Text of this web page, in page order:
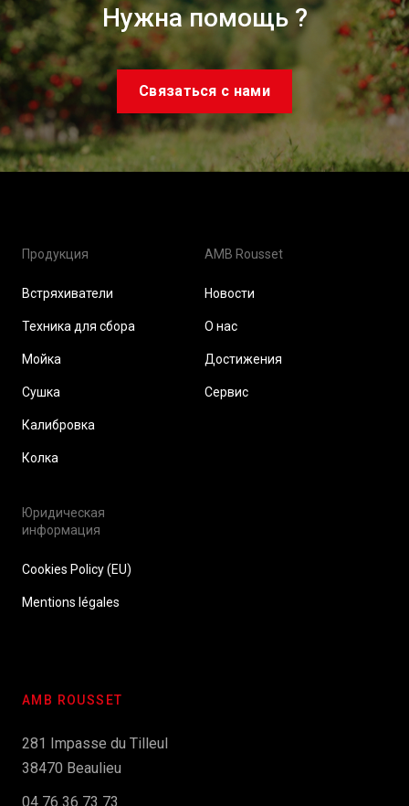
Нужна помощь ?
Связаться с нами
Продукция
Встряхиватели
Техника для сбора
Мойка
Сушка
Калибровка
Колка
AMB Rousset
Новости
О нас
Достижения
Сервис
Юридическая
информация
Cookies Policy (EU)
Mentions légales
AMB ROUSSET
281 Impasse du Tilleul
38470 Beaulieu
04 76 36 73 73